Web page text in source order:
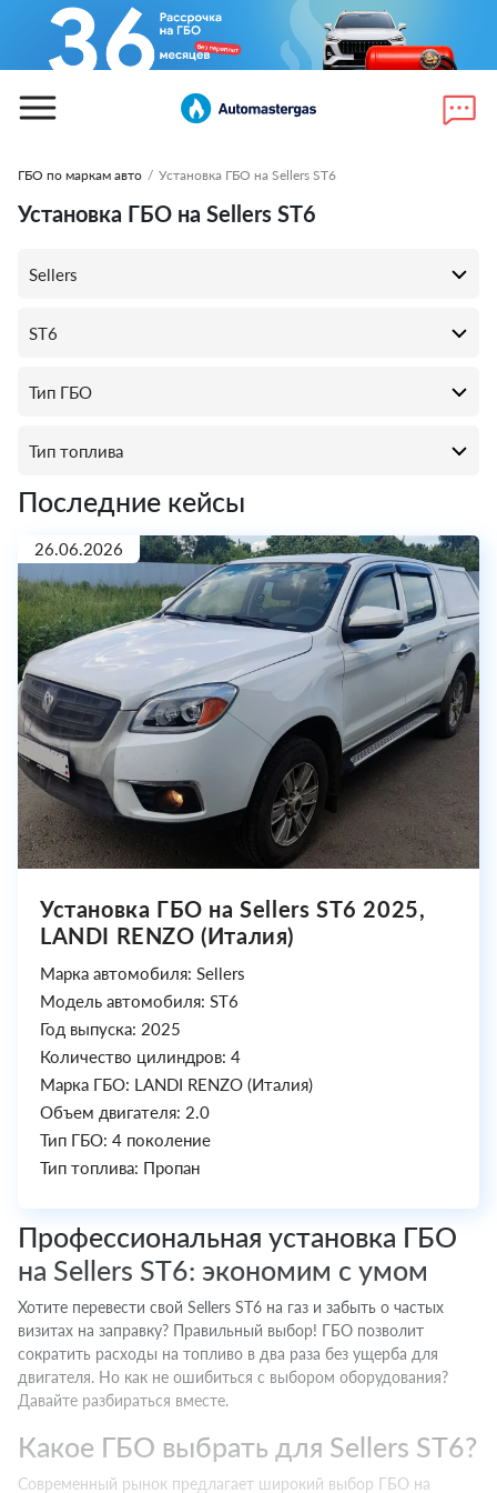
ГБО по маркам авто / Установка ГБО на Sellers ST6
Установка ГБО на Sellers ST6
Последние кейсы
26.06.2026
Установка ГБО на Sellers ST6 2025,
LANDI RENZO (Италия)
Марка автомобиля: Sellers
Модель автомобиля: ST6
Год выпуска: 2025
Количество цилиндров: 4
Марка ГБО: LANDI RENZO (Италия)
Объем двигателя: 2.0
Тип ГБО: 4 поколение
Тип топлива: Пропан
Профессиональная установка ГБО
на Sellers ST6: экономим с умом
Хотите перевести свой Sellers ST6 на газ и забыть о частых
визитах на заправку? Правильный выбор! ГБО позволит
сократить расходы на топливо в два раза без ущерба для
двигателя. Но как не ошибиться с выбором оборудования?
Давайте разбираться вместе.
Какое ГБО выбрать для Sellers ST6?
Современный рынок предлагает широкий выбор ГБО на